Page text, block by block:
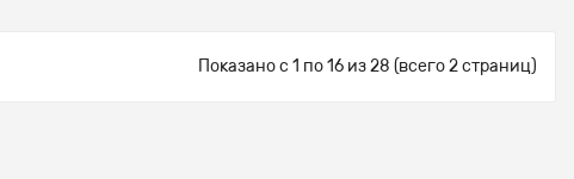
Показано с 1 по 16 из 28 (всего 2 страниц)